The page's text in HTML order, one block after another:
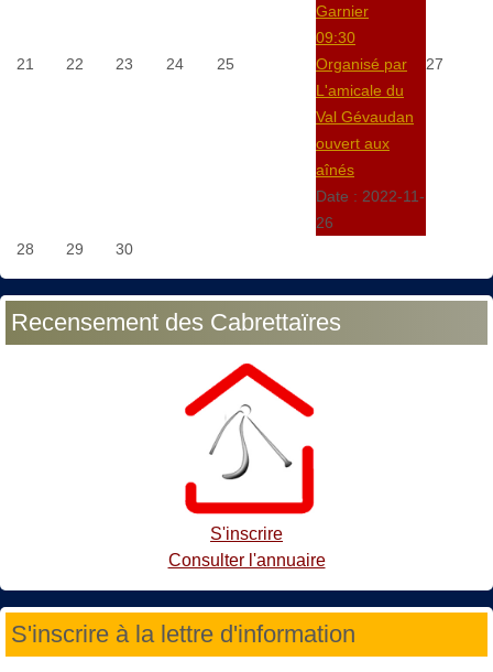
21 22 23 24 25
Garnier
09:30
Organisé par
L'amicale du
Val Gévaudan
ouvert aux
aînés
Date : 2022-11-
26
27
28 29 30
Recensement des Cabrettaïres
S'inscrire
Consulter l'annuaire
S'inscrire à la lettre d'information